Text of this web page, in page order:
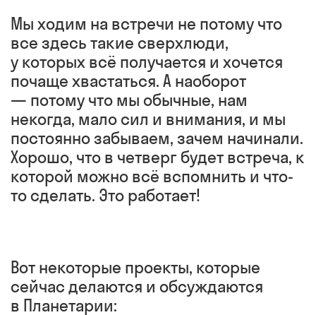
Мы ходим на встречи не потому что
все здесь такие сверхлюди,
у которых всё получается и хочется
почаще хвастаться. А наоборот
— пото­му что мы обычные, нам
некогда, мало сил и внимания, и мы
посто­янно забываем, зачем начинали.
Хорошо, что в четверг будет встре­ча, к
которой можно всё вспомнить и что-
то сделать. Это работает!
Вот некоторые проекты, которые
сейчас делаются и обсуждаются
в Планетарии: